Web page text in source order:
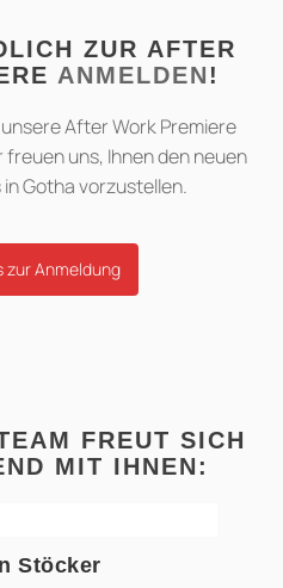
ZUR AFTER
ANMELDEN !
After Work Premiere
uns, Ihnen den neuen
in Gotha vorzustellen.
zur Anmeldung
FREUT SICH
MIT IHNEN:
online.de
Stöcker